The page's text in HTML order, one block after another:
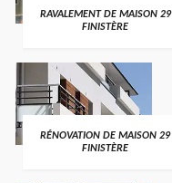
RAVALEMENT DE MAISON 29
FINISTÈRE
RÉNOVATION DE MAISON 29
FINISTÈRE